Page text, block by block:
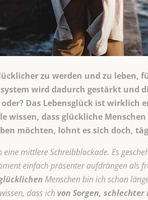
zu werden und zu leben,
wird dadurch gestärkt und
Das Lebensglück ist
dass glückliche
möchten, lohnt es sich doch,
mittlere Schreibblockade. Es
einfach präsenter aufdrängen als
Menschen bin ich schon
dass ich von Sorgen,